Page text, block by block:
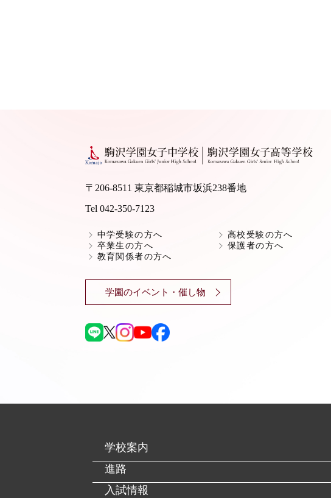
〒206-8511 東京都稲城市坂浜238番地
Tel 042-350-7123
中学受験の方へ
高校受験の方へ
卒業生の方へ
保護者の方へ
教育関係者の方へ
学園のイベント・催し物
学校案内
進路
入試情報